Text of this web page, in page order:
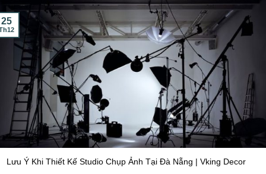
Lưu Ý Khi Thiết Kế Studio Chụp Ảnh Tại Đà Nẵng | Vking Decor
25